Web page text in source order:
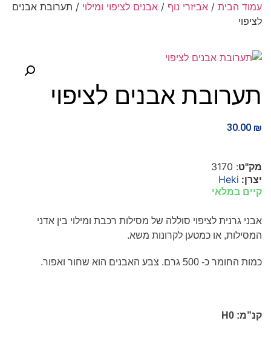
עמוד הבית / אביזרי נוף / אבנים לציפוי ומילוי / תערובת אבנים
לציפוי
תערובת אבנים לציפוי
30.00 ₪
מק"ט: 3170
יצרן: Heki
קיים במלאי
אבני גרנית לציפוי סוללה של מסילות רכבת ומילוי בין אדני
המסילות, או כמטען לקרונות משא.
כמות החומר כ- 500 גרם. צבע האבנים הוא שחור ואפור.
קנ”מ: H0